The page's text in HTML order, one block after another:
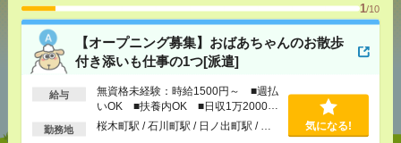
1/10
【オープニング募集】おばあちゃんのお散歩
付き添いも仕事の1つ[派遣]
給与
無資格未経験：時給1500円～ ■週払
いOK ■扶養内OK ■日収1万2000円
以上
勤務地 桜木町駅 / 石川町駅 / 日ノ出町駅 / … 気になる!
気になる！
おすすめ